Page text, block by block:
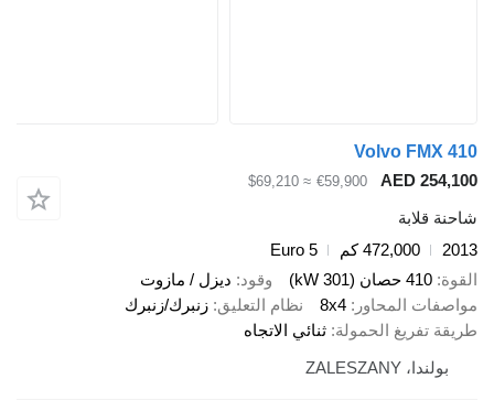
Volvo FMX
AED
€59,900
≈ $69,210
قلابة
472,000 كم
Euro 5
410 حصان (301 kW) وقود
ديزل / مازوت
المحاور 8x4 نظام التعليق زنبرك/زنبرك
تفريغ الحمولة ثنائي الاتجاه
بولندا، ZALESZANY